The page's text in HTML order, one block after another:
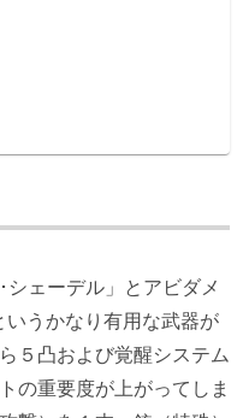
シェーデル 」とアビダメ
いうかなり有用な武器が
５凸および覚醒システム
の重要度が上がってしま